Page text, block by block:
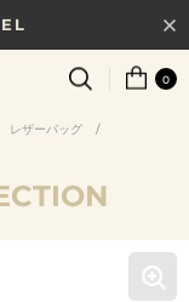
上で送料無料
ギフトガイド
0
レザーバッグ
/